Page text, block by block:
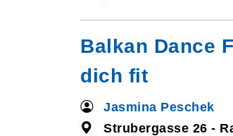
Balkan Dance
dich fit
Jasmina Peschek
Strubergasse 26 -